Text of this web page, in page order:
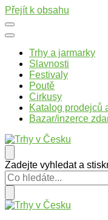
Přejít k obsahu
Trhy a jarmarky
Slavnosti
Festivaly
Poutě
Cirkusy
Katalog prodejců
Bazar/inzerce
Trhy v Česku
Trhy, jarmarky,
Hledáte
něco
?
Zadejte vyhledat a